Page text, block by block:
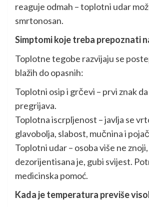
reaguje odmah – toplotni udar
smrtonosan.
Simptomi koje treba prepoznati
Toplotne tegobe razvijaju se
blažih do opasnih:
Toplotni osip i grčevi – prvi znak
pregrijava.
Toplotna iscrpljenost – javlja se
glavobolja, slabost, mučnina i
Toplotni udar – osoba više ne znoji,
dezorijentisana je, gubi svijest.
medicinska pomoć.
Kada je temperatura previše